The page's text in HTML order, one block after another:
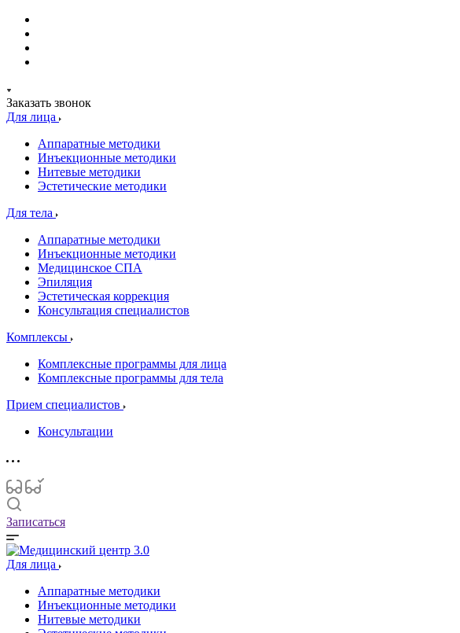
Заказать звонок
Для лица
Аппаратные методики
Инъекционные методики
Нитевые методики
Эстетические методики
Для тела
Аппаратные методики
Инъекционные методики
Медицинское СПА
Эпиляция
Эстетическая коррекция
Консультация специалистов
Комплексы
Комплексные программы для лица
Комплексные программы для тела
Прием специалистов
Консультации
Записаться
Для лица
Аппаратные методики
Инъекционные методики
Нитевые методики